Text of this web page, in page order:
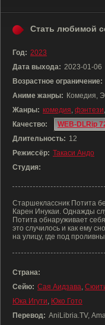
Стать любимой
Год: 2023
Дата выхода: 2023-01-06
Возрастное ограничение:
Аниме жанры: Комедия,
Жанры: комедия, фэнтези,
Качество:
WEB-DLRip
Длительность: 12
Режиссёр: Такаси Андо
Студия:
Старшеклассник Потита
Карен Инукаи. Однажды
Потита обнаруживает
это случилось и как ему
на улицу, где под
Страна:
Сейю: Сая Аидзава,
Юка Игути, Юко Гото
Перевод: AniLibria.TV,